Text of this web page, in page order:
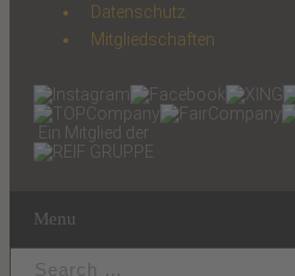
Datenschutz
Mitgliedschaften
Ein Mitglied der
Menu